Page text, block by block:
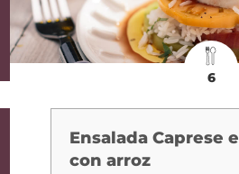
6
Ensalada Caprese
con arroz